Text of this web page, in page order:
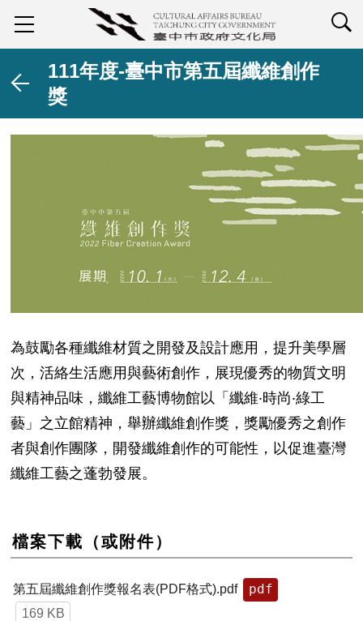
111年度-臺中市第五屆纖維創作
獎
為鼓勵各種纖維材質之開發及設計應用，提升美學層
次，活絡生活應用與藝術創作，展現優秀的物質文明
與精神品味，纖維工藝博物館以「纖維‧時尚‧綠工
藝」之立館精神，舉辦纖維創作獎，獎勵優秀之創作
者與創作團隊，開發纖維創作的可能性，以促進臺灣
纖維工藝之蓬勃發展。
檔案下載（或附件）
第五屆纖維創作獎報名表(PDF格式).pdf pdf
169 KB